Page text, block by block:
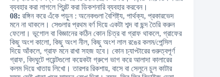
ব্যবহার করা লাগলে প্রিন্ট করা ডিকশনারি ব্যবহার করবেন।
08: রঙ্গিন করে এঁকে পড়ুন : অনেকগুলা বৈশিষ্ট্য, পার্থক্য, প্রকারভেদ
মনে না থাকলে। সেগুলার প্রথম বর্ণ দিয়ে একটা শব্দ বা ছন্দ তৈরি করুন
ফেলো। ভূগোল বা বিজ্ঞানের কঠিন কোন চিত্র বা গ্রাফ থাকলে, গ্রাফের
কিছু অংশ কালো, কিছু অংশ নীল, কিছু অংশ লাল রঙের কলম/পেন্সিল
দিয়ে আঁকলে, গ্রাফ মনে রাখা সহজ হবে। কোন চ্যাপ্টারের গুরুত্বপূর্ণ
গ্রাফ, বিদঘুটে পয়েন্টগুলো কয়েকটা গ্রুপে ভাগ করে আলাদা কালারের
কলম দিয়ে খাতায় লিখো। তারপর রিকশায়, বাসে বা সেলুনে চুল কাটার